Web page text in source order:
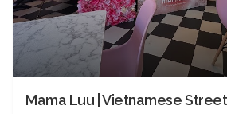
Mama Luu | Vietnamese